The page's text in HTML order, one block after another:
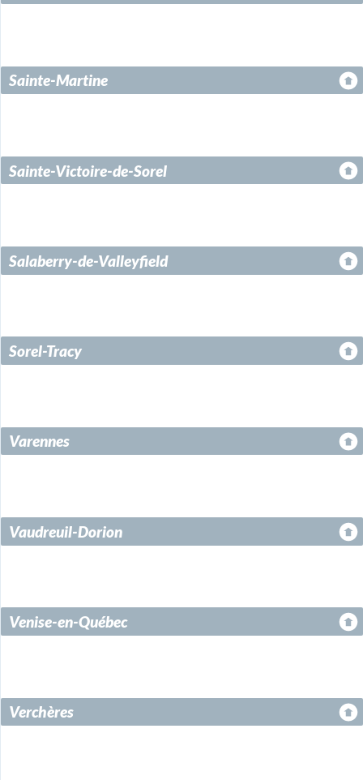
Sainte-Martine
Sainte-Victoire-de-Sorel
Salaberry-de-Valleyfield
Sorel-Tracy
Varennes
Vaudreuil-Dorion
Venise-en-Québec
Verchères